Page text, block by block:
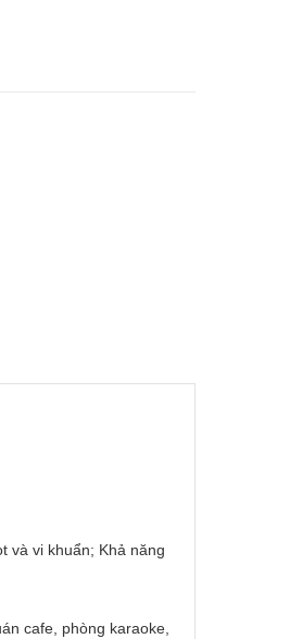
và vi khuẩn; Khả năng
cafe, phòng karaoke,